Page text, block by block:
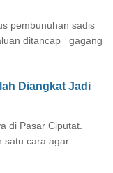
pembunuhan sadis
ditancap gagang
Diangkat Jadi
di Pasar Ciputat.
satu cara agar